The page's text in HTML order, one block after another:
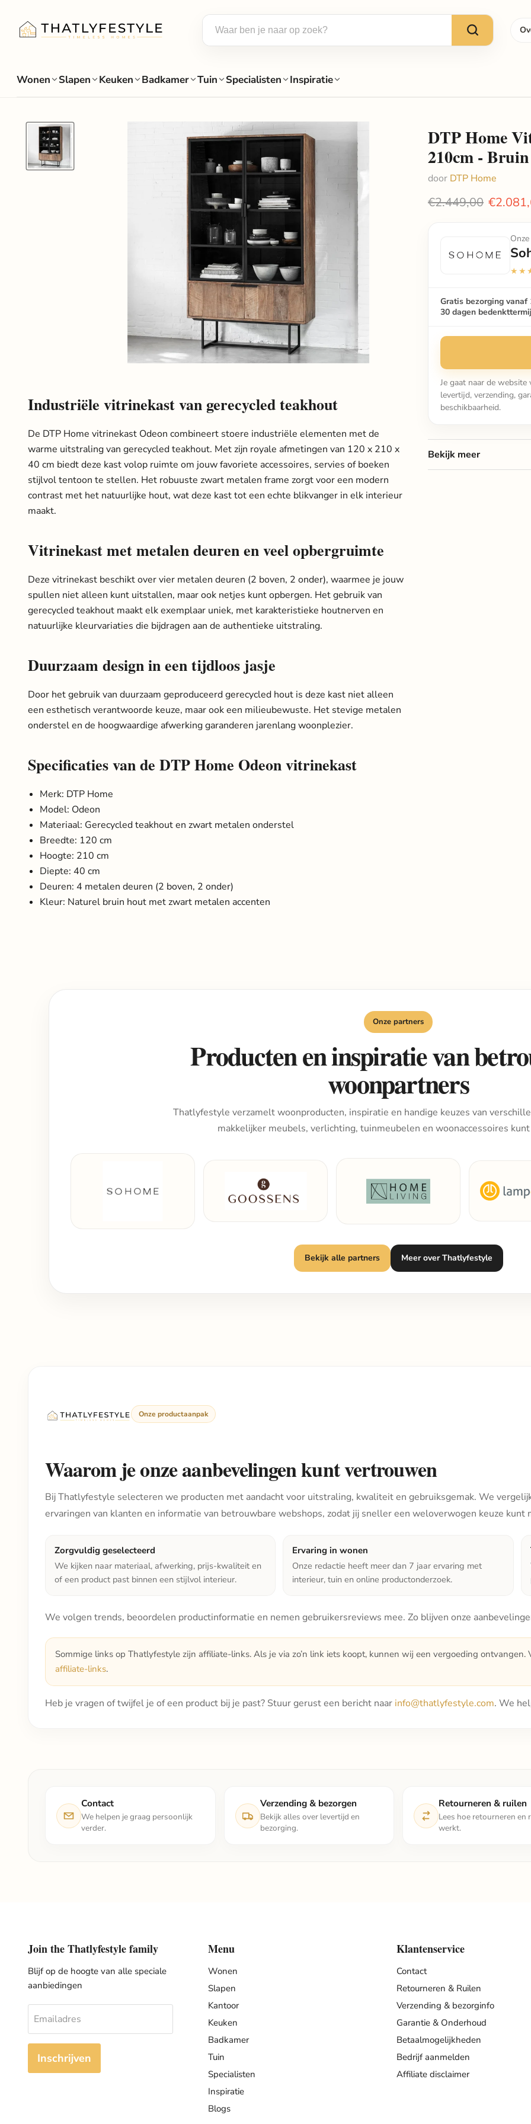
Wonen Slapen Keuken Badkamer Tuin Specialisten Inspiratie
Industriële vitrinekast van gerecycled teakhout
De DTP Home vitrinekast Odeon combineert stoere industriële elementen met de
warme uitstraling van gerecycled teakhout. Met zijn royale afmetingen van 120 x 210 x
40 cm biedt deze kast volop ruimte om jouw favoriete accessoires, servies of boeken
stijlvol tentoon te stellen. Het robuuste zwart metalen frame zorgt voor een modern
contrast met het natuurlijke hout, wat deze kast tot een echte blikvanger in elk interieur
maakt.
Vitrinekast met metalen deuren en veel opbergruimte
Deze vitrinekast beschikt over vier metalen deuren (2 boven, 2 onder), waarmee je jouw
spullen niet alleen kunt uitstallen, maar ook netjes kunt opbergen. Het gebruik van
gerecycled teakhout maakt elk exemplaar uniek, met karakteristieke houtnerven en
natuurlijke kleurvariaties die bijdragen aan de authentieke uitstraling.
Duurzaam design in een tijdloos jasje
Door het gebruik van duurzaam geproduceerd gerecycled hout is deze kast niet alleen
een esthetisch verantwoorde keuze, maar ook een milieubewuste. Het stevige metalen
onderstel en de hoogwaardige afwerking garanderen jarenlang woonplezier.
Specificaties van de DTP Home Odeon vitrinekast
Merk: DTP Home
Model: Odeon
Materiaal: Gerecycled teakhout en zwart metalen onderstel
Breedte: 120 cm
Hoogte: 210 cm
Diepte: 40 cm
Deuren: 4 metalen deuren (2 boven, 2 onder)
Kleur: Naturel bruin hout met zwart metalen accenten
DTP Home
210cm - Bruin
door DTP Home
Oorspronkelijke
€2.449,00 Huidige
Gratis bezorging vanaf
30 dagen
Je gaat naar de
levertijd, verzending,
beschikbaarheid.
Bekijk meer
Onze partners
Producten en inspiratie van
woonpartners
Thatlyfestyle verzamelt woonproducten, inspiratie en handige keuzes van
makkelijker meubels, verlichting, tuinmeubelen en woonaccessoires
Bekijk alle partners Meer over Thatlyfestyle
Onze productaanpak
Waarom je onze aanbevelingen kunt vertrouwen
Bij Thatlyfestyle selecteren we producten met aandacht voor uitstraling, kwaliteit en gebruiksgemak. We
ervaringen van klanten en informatie van betrouwbare webshops, zodat jij sneller een weloverwogen keuze kunt
Zorgvuldig geselecteerd
We kijken naar materiaal, afwerking, prijs-kwaliteit en
of een product past binnen een stijlvol interieur.
Ervaring in wonen
Onze redactie heeft meer dan 7 jaar ervaring met
interieur, tuin en online productonderzoek.
We volgen trends, beoordelen productinformatie en nemen gebruikersreviews mee. Zo blijven onze
Sommige links op Thatlyfestyle zijn affiliate-links. Als je via zo’n link iets koopt, kunnen wij een vergoeding ontvangen.
affiliate-links.
Heb je vragen of twijfel je of een product bij je past? Stuur gerust een bericht naar info@thatlyfestyle.com. We
Contact
We helpen je graag persoonlijk
verder.
Verzending & bezorgen
Bekijk alles over levertijd en
bezorging.
Retourneren & ruilen
Lees hoe retourneren en
werkt.
Join the Thatlyfestyle family
Blijf op de hoogte van alle speciale
aanbiedingen
Emailadres
Inschrijven
Menu
Wonen
Slapen
Kantoor
Keuken
Badkamer
Tuin
Specialisten
Inspiratie
Blogs
Klantenservice
Contact
Retourneren & Ruilen
Verzending & bezorginfo
Garantie & Onderhoud
Betaalmogelijkheden
Bedrijf aanmelden
Affiliate disclaimer